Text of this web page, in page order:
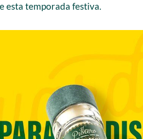
esta temporada festiva.